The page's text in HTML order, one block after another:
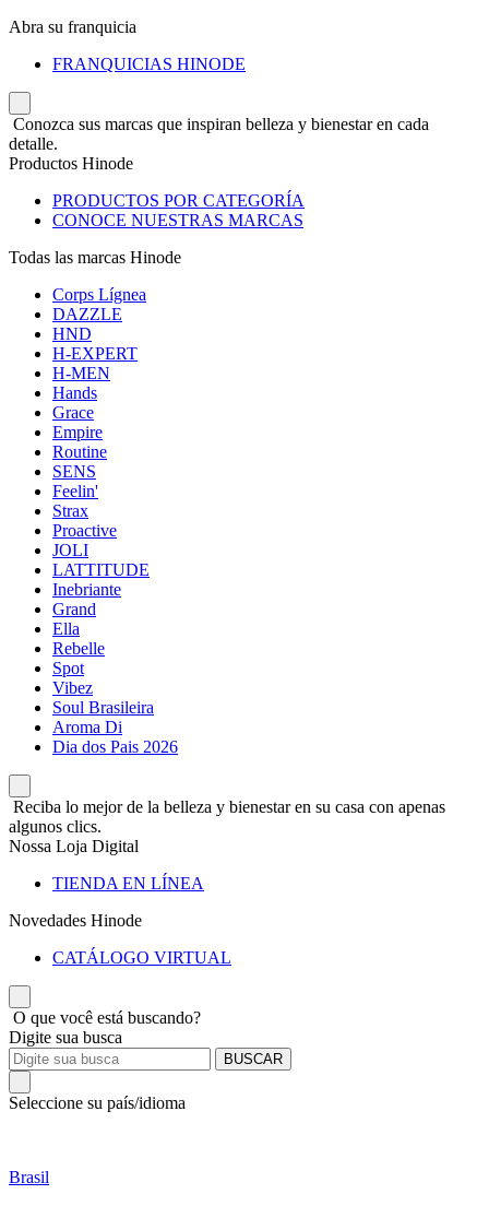
Abra su franquicia
FRANQUICIAS HINODE
Conozca sus marcas que inspiran belleza y bienestar en cada
detalle.
Productos Hinode
PRODUCTOS POR CATEGORÍA
CONOCE NUESTRAS MARCAS
Todas las marcas Hinode
Corps Lígnea
DAZZLE
HND
H-EXPERT
H-MEN
Hands
Grace
Empire
Routine
SENS
Feelin'
Strax
Proactive
JOLI
LATTITUDE
Inebriante
Grand
Ella
Rebelle
Spot
Vibez
Soul Brasileira
Aroma Di
Dia dos Pais 2026
Reciba lo mejor de la belleza y bienestar en su casa con apenas
algunos clics.
Nossa Loja Digital
TIENDA EN LÍNEA
Novedades Hinode
CATÁLOGO VIRTUAL
O que você está buscando?
Digite sua busca
BUSCAR
Seleccione su país/idioma
Brasil